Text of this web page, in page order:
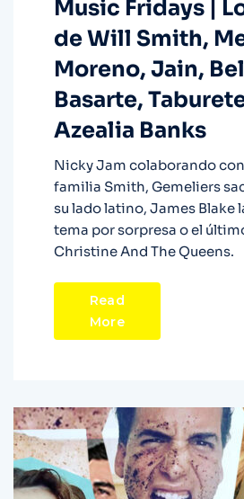
Music Fridays |
de Will Smith,
Moreno, Jain,
Basarte,
Azealia Banks
Nicky Jam colaborando con
familia Smith, Gemeliers
su lado latino, James Blake
tema por sorpresa o el
Christine And The Queens.
Read
More